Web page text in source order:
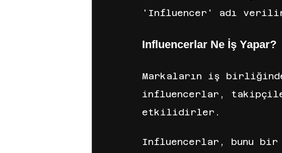
'Influencer' adı
Influencerlar Ne İş Yapar?
Markaların iş
influencerlar,
etkilidirler.
Influencerlar, bunu bir